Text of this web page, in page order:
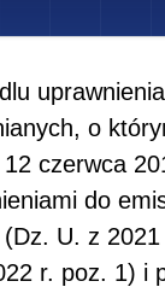
o
czerwca
do
U. z
r. poz. 1) i